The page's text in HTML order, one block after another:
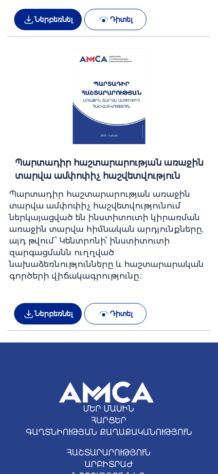
Ներբեռնել Դիտել
Պարտադիր հաշտարարության առաջին
տարվա ամփոփիչ հաշվետվություն
Պարտադիր հաշտարարության առաջին
տարվա ամփոփիչ հաշվետվությունում
ներկայացված են ինստիտուտի կիրառման
առաջին տարվա հիմնական արդյունքները,
այդ թվում՝ Կենտրոնի՝ ինստիտուտի
զարգացմանն ուղղված
նախաձեռնությունները և հաշտարարական
գործերի վիճակագրությունը։
Ներբեռնել Դիտել
ՄԵՐ ՄԱՍԻՆ
ՀԱՐՑԵՐ
ԳԱՂՏՆԻՈՒԹՅԱՆ ՔԱՂԱՔԱԿԱՆՈՒԹՅՈՒՆ
ՀԱՇՏԱՐԱՐՈՒԹՅՈՒՆ
ԱՐԲԻՏՐԱԺ